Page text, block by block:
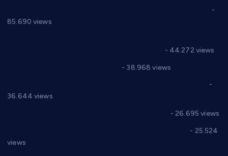
-
85.690 views
- 44.272 views
- 38.968 views
-
36.644 views
- 26.695 views
- 25.524
views